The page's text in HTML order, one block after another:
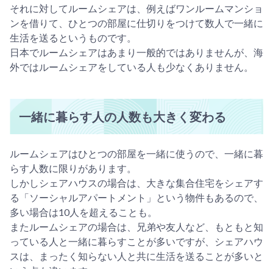
それに対してルームシェアは、例えばワンルームマンショ
ンを借りて、ひとつの部屋に仕切りをつけて数人で一緒に
生活を送るというものです。
日本でルームシェアはあまり一般的ではありませんが、海
外ではルームシェアをしている人も少なくありません。
一緒に暮らす人の人数も大きく変わる
ルームシェアはひとつの部屋を一緒に使うので、一緒に暮
らす人数に限りがあります。
しかしシェアハウスの場合は、大きな集合住宅をシェアす
る「ソーシャルアパートメント」という物件もあるので、
多い場合は10人を超えることも。
またルームシェアの場合は、兄弟や友人など、もともと知
っている人と一緒に暮らすことが多いですが、シェアハウ
スは、まったく知らない人と共に生活を送ることが多いと